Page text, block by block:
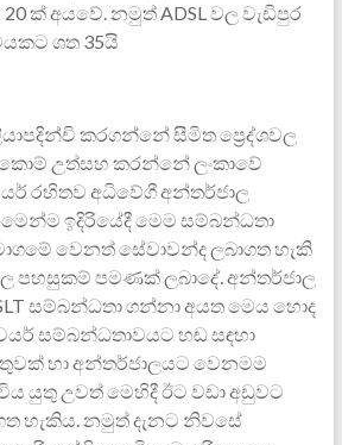
ක් අයවේ. නමුත් ADSL වල වැඩිපුර
ශත 35යි
කරගන්නේ සීමිත ප්‍රෙද්ශවල
උත්සහ කරන්නේ ලංකාවේ
රහිතව අධිවේගී අන්තර්ජාල
ඉදිරියේදී මෙම සම්බන්ධතා
වෙනත් සේවාවන්ද ලබාගත හැකි
පහසුකම් පමණක් ලබාදේ. අන්තර්ජාල
සම්බන්ධතා ගන්නා අයත මෙය හොද
සම්බන්ධතාවයට හඬ සඳහා
හා අන්තර්ජාලයට වෙනමම
යුතු උවත් මෙහිදී ඊට වඩා අඩුවට
හැකිය. නමුත් දැනට නිවසේ